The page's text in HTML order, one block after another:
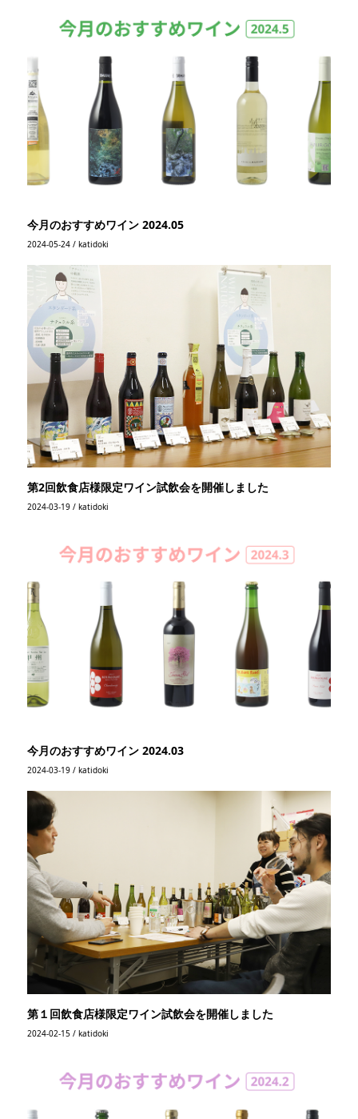
今月のおすすめワイン 2024.05
2024-05-24 / katidoki
第2回飲食店様限定ワイン試飲会を開催しました
2024-03-19 / katidoki
今月のおすすめワイン 2024.03
2024-03-19 / katidoki
第１回飲食店様限定ワイン試飲会を開催しました
2024-02-15 / katidoki